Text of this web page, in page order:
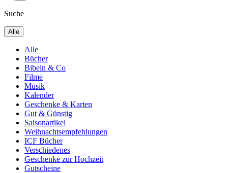
Suche
Alle
Alle
Bücher
Bibeln & Co
Filme
Musik
Kalender
Geschenke & Karten
Gut & Günstig
Saisonartikel
Weihnachtsempfehlungen
ICF Bücher
Verschiedenes
Geschenke zur Hochzeit
Gutscheine